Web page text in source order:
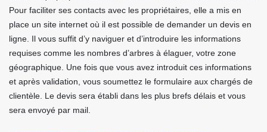
Pour faciliter ses contacts avec les propriétaires, elle a mis en
place un site internet où il est possible de demander un devis en
ligne. Il vous suffit d’y naviguer et d’introduire les informations
requises comme les nombres d’arbres à élaguer, votre zone
géographique. Une fois que vous avez introduit ces informations
et après validation, vous soumettez le formulaire aux chargés de
clientèle. Le devis sera établi dans les plus brefs délais et vous
sera envoyé par mail.